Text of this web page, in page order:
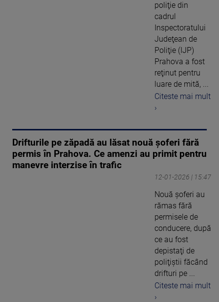
poliţie din
cadrul
Inspectoratului
Judeţean de
Poliţie (IJP)
Prahova a fost
reţinut pentru
luare de mită, ...
Citeste mai mult
›
Drifturile pe zăpadă au lăsat nouă șoferi fără
permis în Prahova. Ce amenzi au primit pentru
manevre interzise în trafic
12-01-2026 | 15:47
Nouă şoferi au
rămas fără
permisele de
conducere, după
ce au fost
depistaţi de
poliţiştii făcând
drifturi pe ...
Citeste mai mult
›